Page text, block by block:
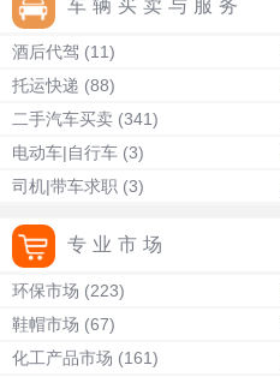
车辆买卖与服务
酒后代驾 (11)
托运快递 (88)
二手汽车买卖 (341)
电动车|自行车 (3)
司机|带车求职 (3)
专业市场
环保市场 (223)
鞋帽市场 (67)
化工产品市场 (161)